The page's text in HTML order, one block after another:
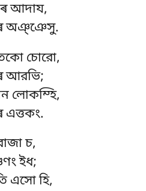
আদায,
অঞ্ঞেসু.
চোরো,
আরভি;
লোকম্হি,
চ,
ইধ;
এসো হি,